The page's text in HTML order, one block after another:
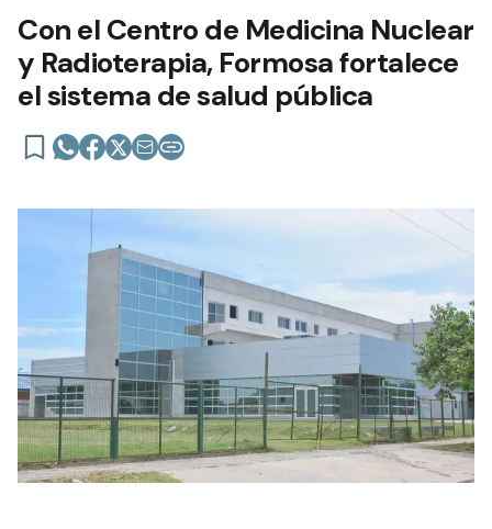
Con el Centro de Medicina Nuclear
y Radioterapia, Formosa fortalece
el sistema de salud pública